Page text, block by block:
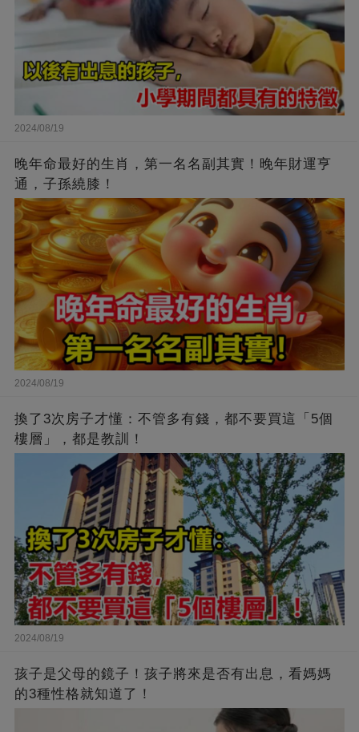
2024/08/19
晚年命最好的生肖，第一名名副其實！晚年財運亨
通，子孫繞膝！
2024/08/19
換了3次房子才懂：不管多有錢，都不要買這「5個
樓層」，都是教訓！
2024/08/19
孩子是父母的鏡子！孩子將來是否有出息，看媽媽
的3種性格就知道了！